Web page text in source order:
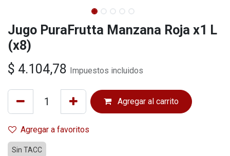
Jugo PuraFrutta Manzana Roja x1 L
(x8)
$ 4.104,78 Impuestos incluidos
Agregar al carrito
Agregar a favoritos
Sin TACC